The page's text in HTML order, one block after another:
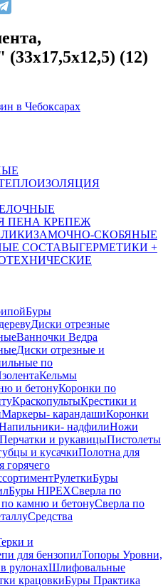
(12)
в Чебоксарах
ПЕНА КРЕПЕЖ
ЗАМОЧНО-СКОБЯНЫЕ
СОСТАВЫГЕРМЕТИКИ +
Буры
Диски отрезные
Ванночки Ведра
Диски отрезные и
по
Кельмы
и бетонуКоронки по
КраскопультыКрестики и
Маркеры- карандашиКоронки
надфилиНожи
Перчатки и рукавицыПистолеты
и кусачкиПолотна для
горячего
РулеткиБуры
Буры HIPEXСверла по
камню и бетонуСверла по
Средства
и
для бензопилТопоры Уровни,
рулонахШлифовальные
крацовкиБуры Практика